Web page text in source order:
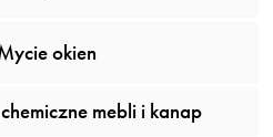
okien
mebli i kanap